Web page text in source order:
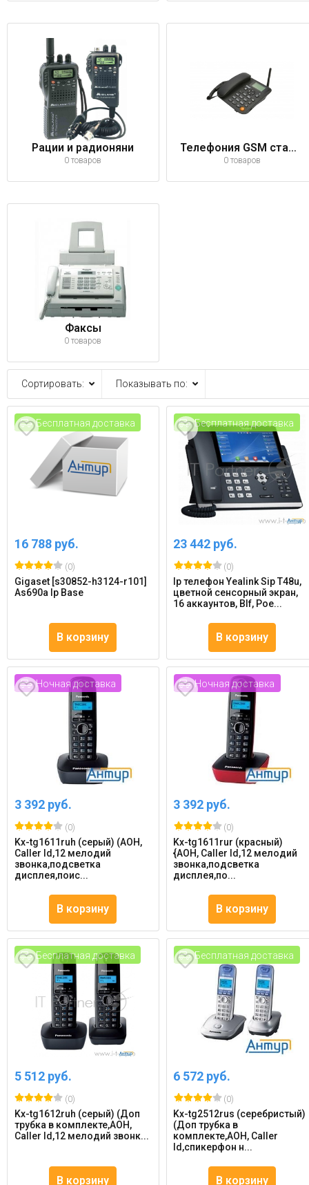
Рации и радионяни
0 товаров
Телефония GSM стационарная
0 товаров
Факсы
0 товаров
Сортировать: Показывать по:
Бесплатная доставка
16 788 руб.
(0)
Gigaset [s30852-h3124-r101]
As690a Ip Base
В корзину
Бесплатная доставка
23 442 руб.
(0)
Ip телефон Yealink Sip T48u,
цветной сенсорный экран,
16 аккаунтов, Blf, Poe...
В корзину
Ночная доставка
3 392 руб.
(0)
Kx-tg1611ruh (серый) (АОН,
Caller Id,12 мелодий
звонка,подсветка
дисплея,поис...
В корзину
Ночная доставка
3 392 руб.
(0)
Kx-tg1611rur (красный)
{АОН, Caller Id,12 мелодий
звонка,подсветка
дисплея,по...
В корзину
Бесплатная доставка
5 512 руб.
(0)
Kx-tg1612ruh (серый) (Доп
трубка в комплекте,АОН,
Caller Id,12 мелодий звонк...
В корзину
Бесплатная доставка
6 572 руб.
(0)
Kx-tg2512rus (серебристый)
(Доп трубка в
комплекте,АОН, Caller
Id,спикерфон н...
В корзину